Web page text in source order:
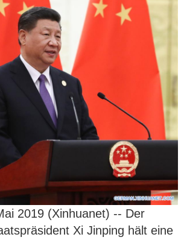
SPRACHKURS
UMWELTSCHUTZ
2019 (Xinhuanet) -- Der
Xi Jinping hält eine